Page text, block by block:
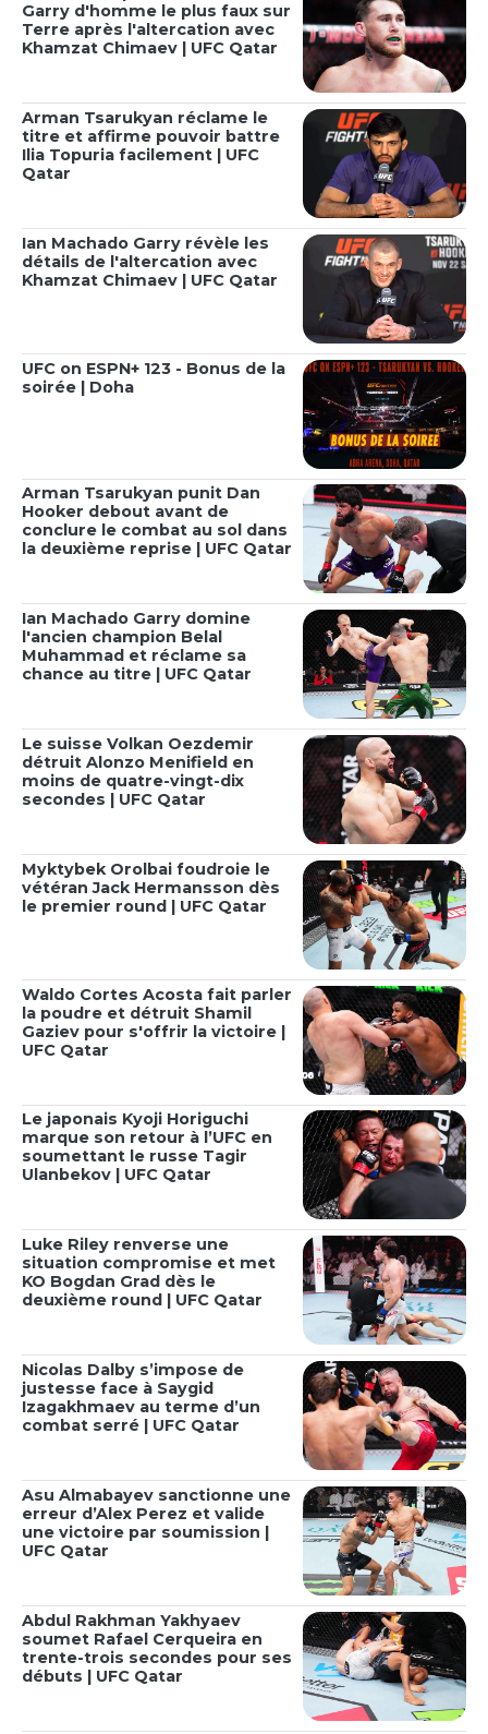
Garry d'homme le plus faux sur
Terre après l'altercation avec
Khamzat Chimaev | UFC Qatar
Arman Tsarukyan réclame le
titre et affirme pouvoir battre
Ilia Topuria facilement | UFC
Qatar
Ian Machado Garry révèle les
détails de l'altercation avec
Khamzat Chimaev | UFC Qatar
UFC on ESPN+ 123 - Bonus de la
soirée | Doha
Arman Tsarukyan punit Dan
Hooker debout avant de
conclure le combat au sol dans
la deuxième reprise | UFC Qatar
Ian Machado Garry domine
l'ancien champion Belal
Muhammad et réclame sa
chance au titre | UFC Qatar
Le suisse Volkan Oezdemir
détruit Alonzo Menifield en
moins de quatre-vingt-dix
secondes | UFC Qatar
Myktybek Orolbai foudroie le
vétéran Jack Hermansson dès
le premier round | UFC Qatar
Waldo Cortes Acosta fait parler
la poudre et détruit Shamil
Gaziev pour s'offrir la victoire |
UFC Qatar
Le japonais Kyoji Horiguchi
marque son retour à l’UFC en
soumettant le russe Tagir
Ulanbekov | UFC Qatar
Luke Riley renverse une
situation compromise et met
KO Bogdan Grad dès le
deuxième round | UFC Qatar
Nicolas Dalby s’impose de
justesse face à Saygid
Izagakhmaev au terme d’un
combat serré | UFC Qatar
Asu Almabayev sanctionne une
erreur d’Alex Perez et valide
une victoire par soumission |
UFC Qatar
Abdul Rakhman Yakhyaev
soumet Rafael Cerqueira en
trente-trois secondes pour ses
débuts | UFC Qatar